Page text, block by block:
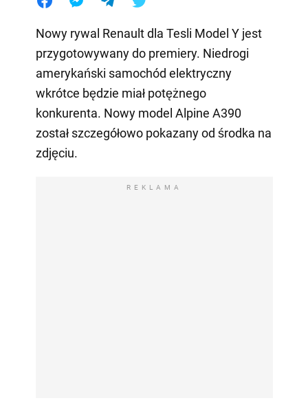
Nowy rywal Renault dla Tesli Model Y jest
przygotowywany do premiery. Niedrogi
amerykański samochód elektryczny
wkrótce będzie miał potężnego
konkurenta. Nowy model Alpine A390
został szczegółowo pokazany od środka na
zdjęciu.
REKLAMA